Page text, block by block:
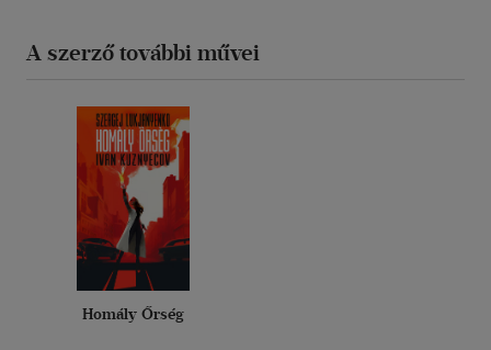
A szerző további művei
Homály Őrség